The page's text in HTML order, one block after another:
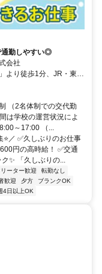
通勤しやすい◎
会社
より徒歩1分、JR・東京
ス・国際興業バス（江
（2名体制での交代勤
は学校の運営状況によ
～17:00 （...
／ ✅久しぶりのお仕事
円の高時給！ ✅交通
✨ 「久しぶりの...
リーター歓迎
転勤なし
歓迎 夕方
ブランクOK
4日以上OK